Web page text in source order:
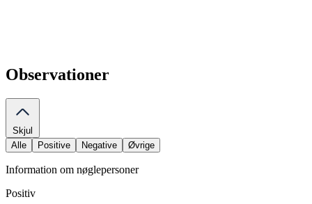
Observationer
Skjul
Alle
Positive Negative Øvrige
Information om nøglepersoner
Positiv